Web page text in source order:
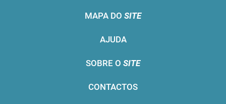
MAPA DO SITE
AJUDA
SOBRE O SITE
CONTACTOS